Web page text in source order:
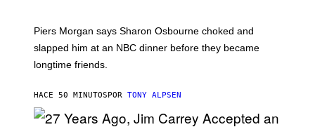
Piers Morgan says Sharon Osbourne choked and
slapped him at an NBC dinner before they became
longtime friends.
HACE 50 MINUTOS POR TONY ALPSEN